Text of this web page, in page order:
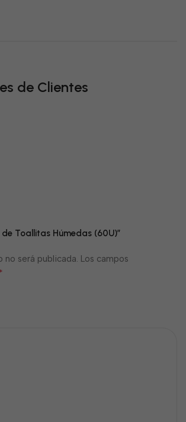
de Clientes
Toallitas Húmedas (60U)”
será publicada. Los campos